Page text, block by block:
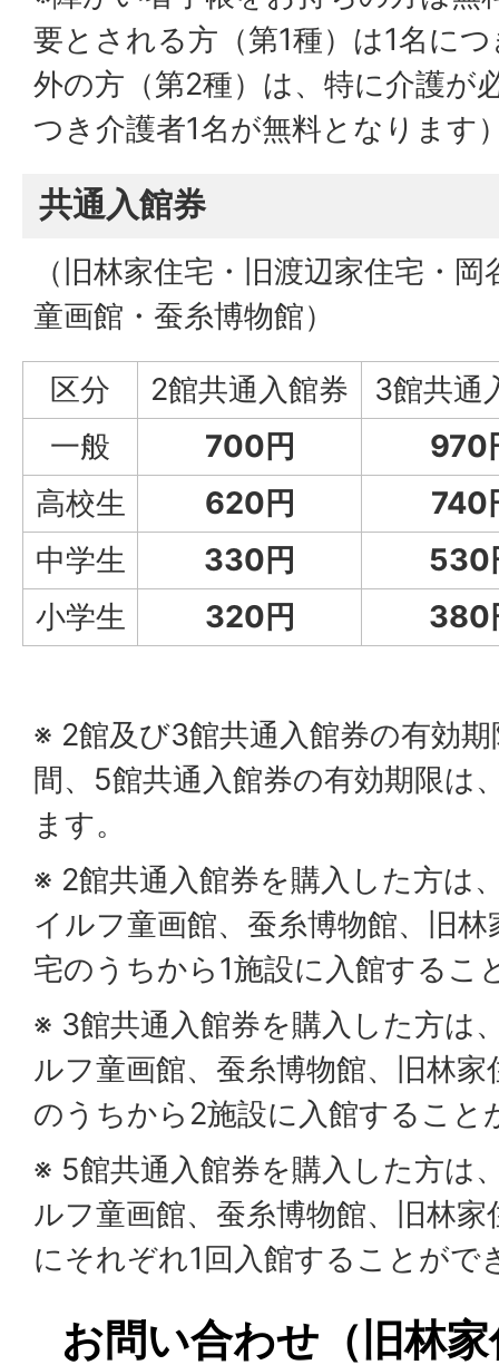
要とされる方（第1種）は1名に
外の方（第2種）は、特に介護が
つき介護者1名が無料となります
共通入館券
（旧林家住宅・旧渡辺家住宅・
童画館・蚕糸博物館）
区分
2館共通入館券
3館共通
一般
700円
970
高校生
620円
740
中学生
330円
530
小学生
320円 380
※ 2館及び3館共通入館券の有効
間、5館共通入館券の有効期限は
ます。
※ 2館共通入館券を購入した方は
イルフ童画館、蚕糸博物館、旧
宅のうちから1施設に入館するこ
※ 3館共通入館券を購入した方は
ルフ童画館、蚕糸博物館、旧林
のうちから2施設に入館すること
※ 5館共通入館券を購入した方は
ルフ童画館、蚕糸博物館、旧林
にそれぞれ1回入館することがで
お問い合わせ（旧林